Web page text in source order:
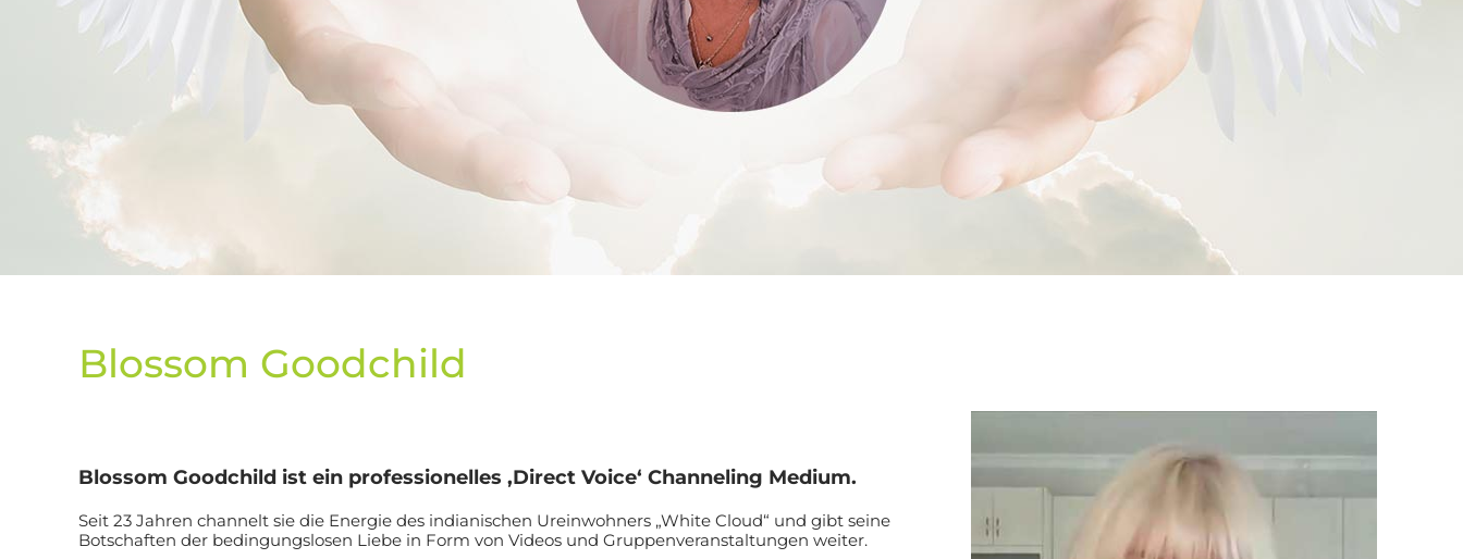
Blossom Goodchild
Blossom Goodchild ist ein professionelles ‚Direct Voice‘ Channeling Medium.
Seit 23 Jahren channelt sie die Energie des indianischen Ureinwohners „White Cloud“ und gibt seine
Botschaften der bedingungslosen Liebe in Form von Videos und Gruppenveranstaltungen weiter.